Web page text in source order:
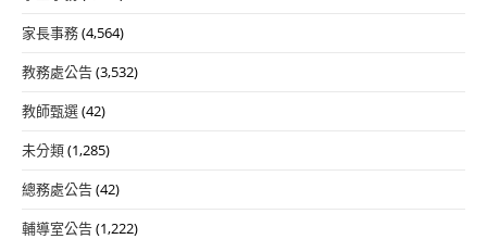
家長事務(4,564)
教務處公告(3,532)
教師甄選(42)
未分類(1,285)
總務處公告(42)
輔導室公告(1,222)